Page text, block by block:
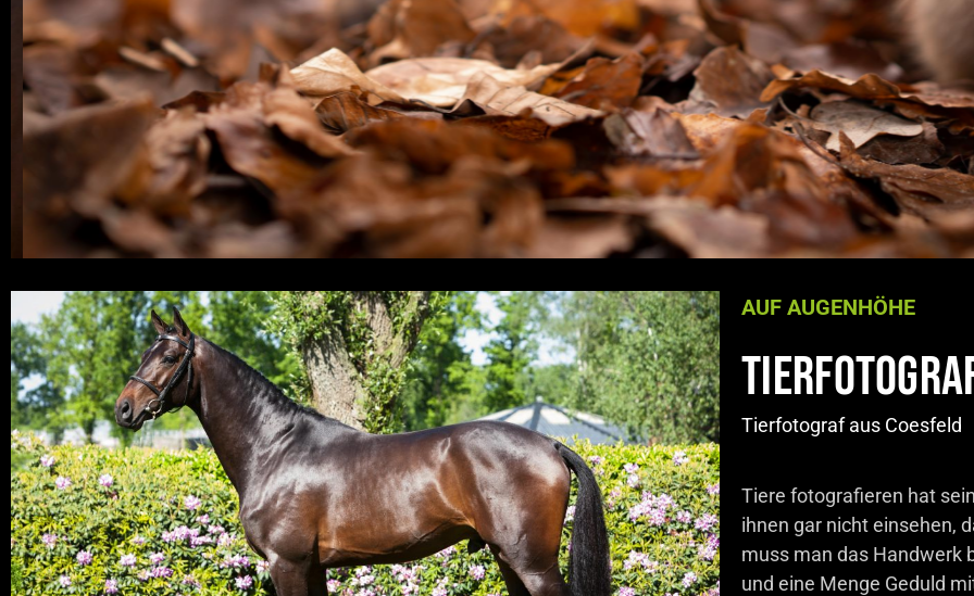
AUF AUGENHÖHE
Tierfotograf aus Coesfeld
Tiere fotografieren hat
ihnen gar nicht einsehen,
muss man das Handwerk
und eine Menge Geduld